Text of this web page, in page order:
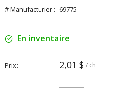
# Manufacturier : 69775
En inventaire
Prix 2,01 $ / ch